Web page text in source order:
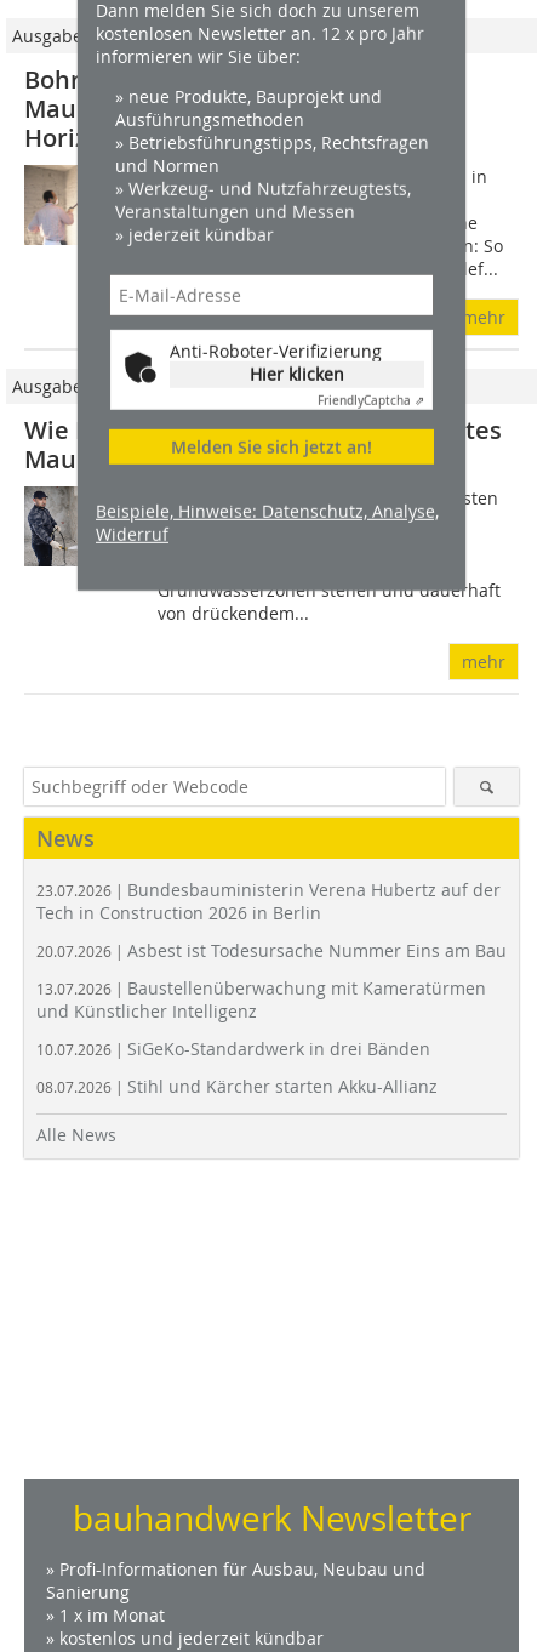
Dann melden Sie sich doch zu unserem
kostenlosen Newsletter an. 12 x pro Jahr
informieren wir Sie über:
» neue Produkte, Bauprojekt und
Ausführungsmethoden
» Betriebsführungstipps, Rechtsfragen
und Normen
» Werkzeug- und Nutzfahrzeugtests,
Veranstaltungen und Messen
» jederzeit kündbar
Anti-Roboter-Verifizierung
Hier klicken
FriendlyCaptcha ⇗
Melden Sie sich jetzt an!
Beispiele, Hinweise: Datenschutz, Analyse,
Widerruf
Ausgabe 7-8/2014
Bohrlochsperre und Sanierputz
Mauerwerksanierung mit
Horizontalsperre und Sanierputz
Das 1980 umgebaute Einfamilienhaus in
Rees hatte schon seit geraumer Zeit
Probleme mit Feuchtigkeit. Die Ursache
dafür lag tief im Mauerwerk verborgen: So
ermittelte das Team um Bauleiter Detlef...
mehr
Ausgabe 6/2026
Wie Rekristallisation stark durchnässtes
Mauerwerk dauerhaft abdichtet
Feuchte Keller gehören zu den häufigsten
Sanierungsproblemen im Bestand.
Besonders schwierig wird es, wenn
Grundwasserzonen stehen und dauerhaft
von drückendem...
mehr
News
23.07.2026 | Bundesbauministerin Verena Hubertz auf der
Tech in Construction 2026 in Berlin
20.07.2026 | Asbest ist Todesursache Nummer Eins am Bau
13.07.2026 | Baustellenüberwachung mit Kameratürmen
und Künstlicher Intelligenz
10.07.2026 | SiGeKo-Standardwerk in drei Bänden
08.07.2026 | Stihl und Kärcher starten Akku-Allianz
Alle News
bauhandwerk Newsletter
» Profi-Informationen für Ausbau, Neubau und
Sanierung
» 1 x im Monat
» kostenlos und jederzeit kündbar